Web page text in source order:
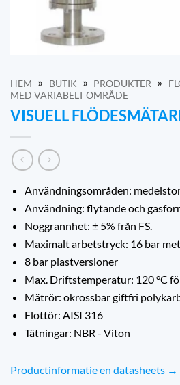
HEM » BUTIK » PRODUKTER »
MED VARIABELT OMRÅDE
VISUELL
Användningsområden:
Användning: flytande och
Noggrannhet: ± 5% från FS.
Maximalt arbetstryck: 16 bar
8 bar plastversioner
Max. Driftstemperatur: 120 °C
Mätrör: okrossbar giftfri
Flottör: AISI 316
Tätningar: NBR - Viton
Productinformatie en datasheets →